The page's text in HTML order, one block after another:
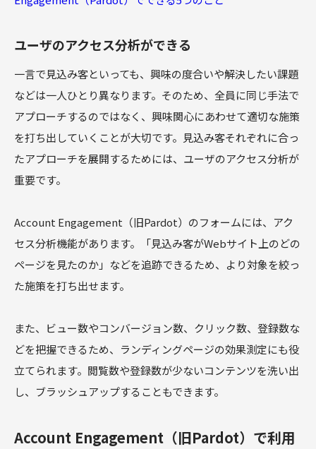
ユーザのアクセス分析ができる
一言で見込み客といっても、興味の度合いや解決したい課題
などは一人ひとり異なります。そのため、全員に同じ手法で
アプローチするのではなく、興味関心にあわせて適切な施策
を打ち出していくことが大切です。見込み客それぞれに合っ
たアプローチを展開するためには、ユーザのアクセス分析が
重要です。
Account Engagement（旧Pardot）のフォームには、アク
セス分析機能があります。「見込み客がWebサイト上のどの
ページを見たのか」などを追跡できるため、より対象を絞っ
た施策を打ち出せます。
また、ビュー数やコンバージョン数、クリック数、登録数な
どを把握できるため、ランディングページの効果測定にも役
立てられます。閲覧数や登録数が少ないコンテンツを洗い出
し、ブラッシュアップすることもできます。
Account Engagement（旧Pardot）で利用